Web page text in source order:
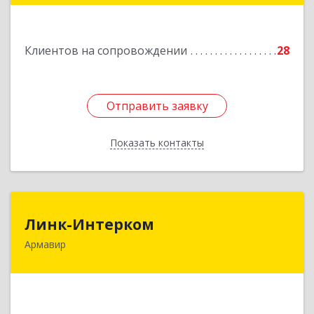
Клиентов на сопровождении 28
Отправить заявку
Показать контакты
Отправить заявку
Назад
Линк-Интерком
Армавир